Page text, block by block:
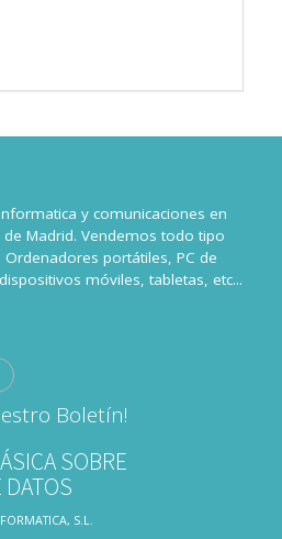
y comunicaciones en
Madrid. Vendemos todo tipo
portátiles, PC de
móviles, tabletas, etc...
Boletín!
SOBRE
DATOS
S.L.